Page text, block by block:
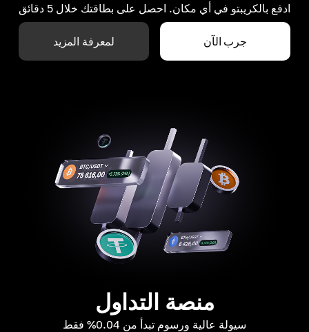
ادفع بالكريبتو في أي مكان. احصل على بطاقتك خلال 5 دقائق
جرب الآن لمعرفة المزيد
منصة التداول
سيولة عالية ورسوم تبدأ من 0.04% فقط